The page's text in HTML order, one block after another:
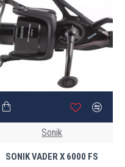
Sonik
SONIK VADER X 6000 FS